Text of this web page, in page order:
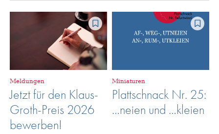
Meldungen
Jetzt für den Klaus-
Groth-Preis 2026
bewerben!
Miniaturen
Plattschnack Nr. 25:
…neien und …kleien